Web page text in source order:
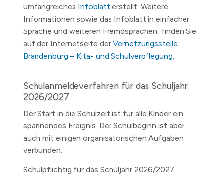
umfangreiches Infoblatt erstellt. Weitere
Informationen sowie das Infoblatt in einfacher
Sprache und weiteren Fremdsprachen finden Sie
auf der Internetseite der Vernetzungsstelle
Brandenburg – Kita- und Schulverpflegung
Schulanmeldeverfahren für das Schuljahr
2026/2027
Der Start in die Schulzeit ist für alle Kinder ein
spannendes Ereignis. Der Schulbeginn ist aber
auch mit einigen organisatorischen Aufgaben
verbunden.
Schulpflichtig für das Schuljahr 2026/2027